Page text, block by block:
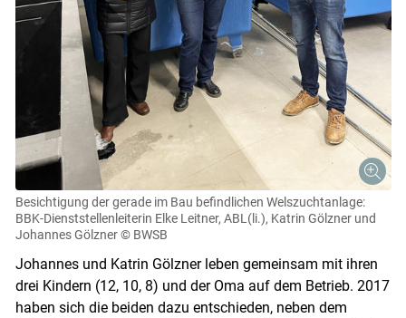
Skip to main content
Besichtigung der gerade im Bau befindlichen Welszuchtanlage:
BBK-Dienststellenleiterin Elke Leitner, ABL(li.), Katrin Gölzner und
Johannes Gölzner © BWSB
Johannes und Katrin Gölzner leben gemeinsam mit ihren
drei Kindern (12, 10, 8) und der Oma auf dem Betrieb. 2017
haben sich die beiden dazu entschieden, neben dem